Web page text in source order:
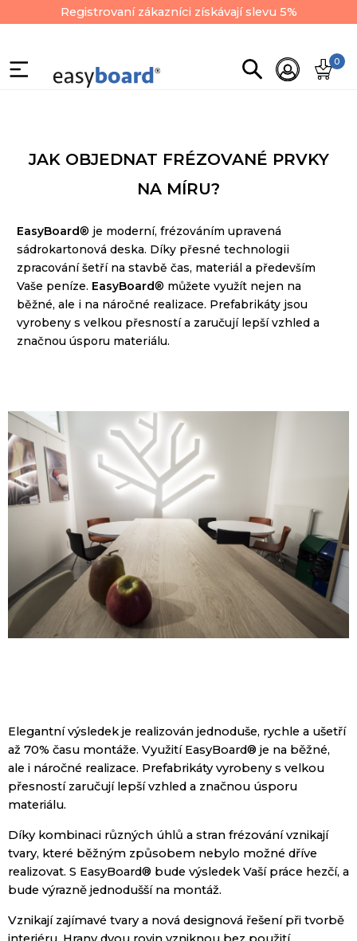
Registrovaní zákazníci získávají slevu 5%
0
JAK OBJEDNAT FRÉZOVANÉ PRVKY
NA MÍRU?
EasyBoard® je moderní, frézováním upravená
sádrokartonová deska. Díky přesné technologii
zpracování šetří na stavbě čas, materiál a především
Vaše peníze. EasyBoard® můžete využít nejen na
běžné, ale i na náročné realizace. Prefabrikáty jsou
vyrobeny s velkou přesností a zaručují lepší vzhled a
značnou úsporu materiálu.
Elegantní výsledek je realizován jednoduše, rychle a ušetří
až 70% času montáže. Využití EasyBoard® je na běžné,
ale i náročné realizace. Prefabrikáty vyrobeny s velkou
přesností zaručují lepší vzhled a značnou úsporu
materiálu.
Díky kombinaci různých úhlů a stran frézování vznikají
tvary, které běžným způsobem nebylo možné dříve
realizovat. S EasyBoard® bude výsledek Vaší práce hezčí, a
bude výrazně jednodušší na montáž.
Vznikají zajímavé tvary a nová designová řešení při tvorbě